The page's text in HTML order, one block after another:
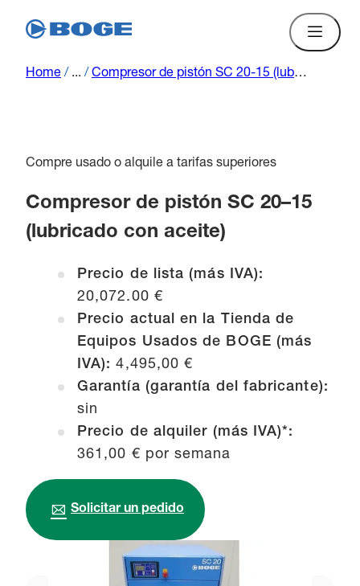
Home / ... / Compresor de pistón SC 20-15 (lubricado por aceite)
Compre usado o alquile a tarifas superiores
Compresor de pistón SC 20–15
(lubricado con aceite)
Precio de lista (más IVA):
20,072.00 €
Precio actual en la Tienda de
Equipos Usados de BOGE (más
IVA):4,495,00 €
Garantía (garantía del fabricante):
sin
Precio de alquiler (más IVA)*:
361,00 € por semana
Solicitar un pedido